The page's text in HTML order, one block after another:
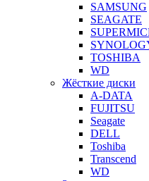
SAMSUNG
SEAGATE
TOSHIBA
WD
Жёсткие диски
A-DATA
FUJITSU
Seagate
DELL
Toshiba
Transcend
WD